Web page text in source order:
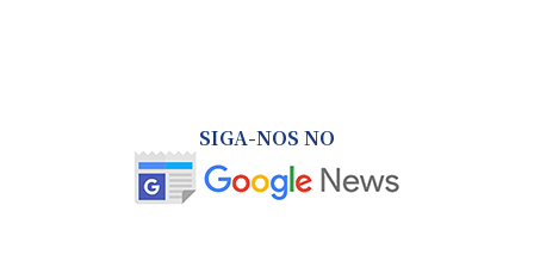
SIGA-NOS NO